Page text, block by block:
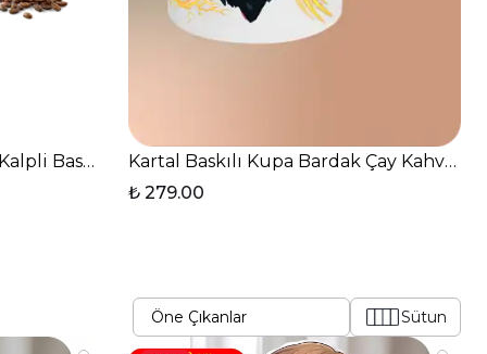
Baskılı T Saplı Porselen Kupa Bardak
Kartal Baskılı Kupa Bardak Çay Kahve
₺ 279.00
Sütun